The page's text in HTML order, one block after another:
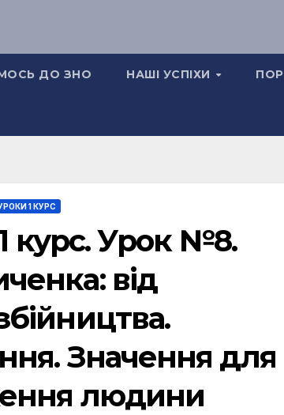
ДО ЗНО НАШІ УСПІХИ
1 КУРС
курс. Урок №8.
від
Значення для
людини